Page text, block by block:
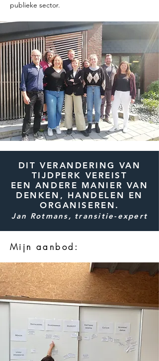
publieke sector.
DIT VERANDERING VAN
TIJDPERK VEREIST
EEN ANDERE MANIER VAN
DENKEN, HANDELEN EN
ORGANISEREN.
Jan Rotmans, transitie-expert
Mijn aanbod: